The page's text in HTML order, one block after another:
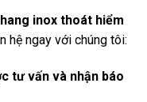
inox thoát hiểm
hệ ngay với chúng tôi:
tư vấn và nhận báo